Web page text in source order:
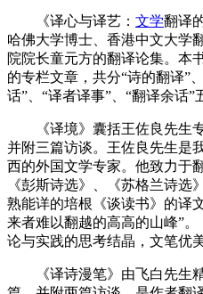
《译心与译艺： 文学翻译
哈佛大学博士、香港中文大学
院院长童元方的翻译论集。本
的专栏文章，共分“诗的翻译”
话”、“译者译事”、“翻译余话”
《译境》囊括王佐良先生
并附三篇访谈。王佐良先生是
西的外国文学专家。他致力于
《彭斯诗选》、《苏格兰诗选
熟能详的培根《谈读书》的译
来者难以翻越的高高的山峰”
论与实践的思考结晶，文笔优
《译诗漫笔》由飞白先生